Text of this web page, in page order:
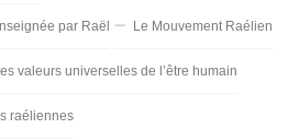
par Raël Le Mouvement Raélien
valeurs universelles de l’être humain
raéliennes